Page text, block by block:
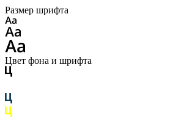
Размер шрифта
Цвет фона и шрифта